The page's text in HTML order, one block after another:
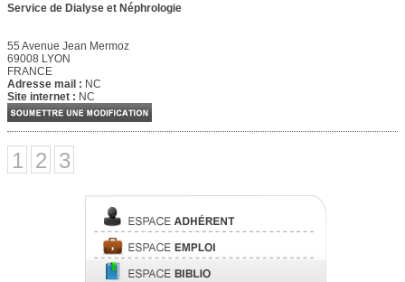
Service de Dialyse et Néphrologie
55 Avenue Jean Mermoz
69008 LYON
FRANCE
Adresse mail : NC
Site internet : NC
1 2 3